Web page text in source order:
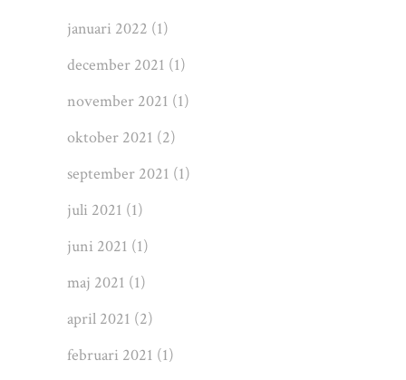
januari 2022 (1)
december 2021 (1)
november 2021 (1)
oktober 2021 (2)
september 2021 (1)
juli 2021 (1)
juni 2021 (1)
maj 2021 (1)
april 2021 (2)
februari 2021 (1)